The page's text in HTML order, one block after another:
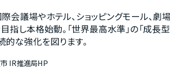
会議場やホテル、ショッピングモール、
指し本格始動。「世界最高水準」の「成
な強化を図ります。
IR推進局HP